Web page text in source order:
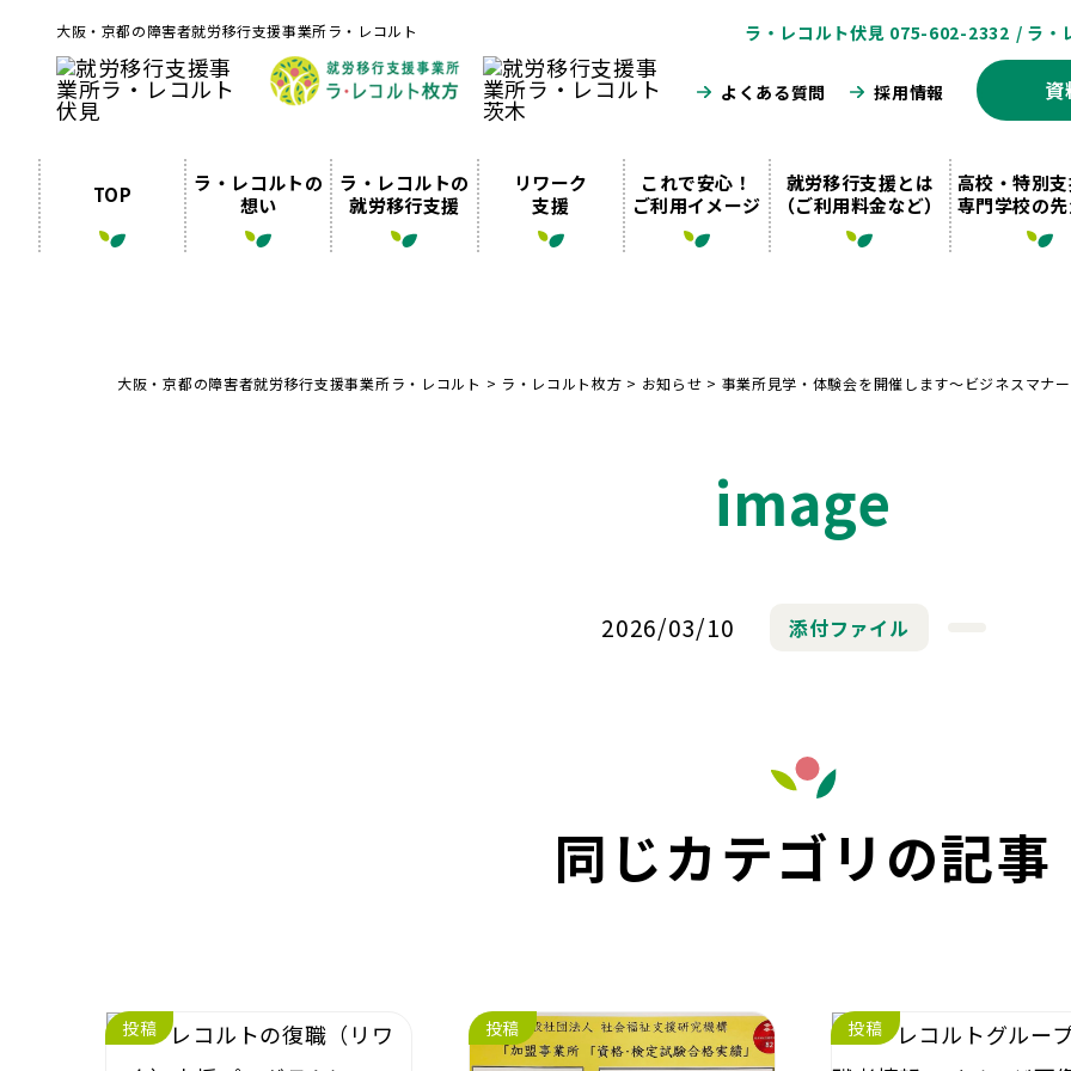
大阪・京都の障害者就労移行支援事業所ラ・レコルト ラ・レコルト伏見 075-602-2332 / ラ・
よくある質問 採用情報 資
TOP
ラ・レコルトの
想い
ラ・レコルトの
就労移行支援
リワーク
支援
これで安心！
ご利用イメージ
就労移行支援とは
（ご利用料金など）
高校・特別
専門学校の
大阪・京都の障害者就労移行支援事業所ラ・レコルト > ラ・レコルト枚方 > お知らせ > 事業所見学・体験会を開催します〜ビジネスマナ
image
2026/03/10 添付ファイル
同じカテゴリの記事
投稿 投稿 投稿